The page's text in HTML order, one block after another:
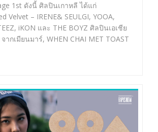
1st ดังนี้ ศิลปินเกาหลี ได้แก่
Velvet – IRENE& SEULGI, YOOA,
iKON และ THE BOYZ ศิลปินเอเชีย
จากเมียนมาร์, WHEN CHAI MET TOAST